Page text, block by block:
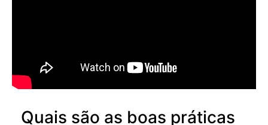
Quais são as boas práticas